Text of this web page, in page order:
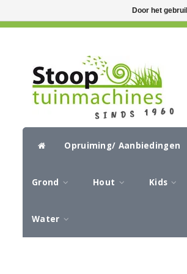
GRATIS VERZENDING VANAF €50,-
Opruiming/ Aanbiedingen
Grond Hout Kids
Water
Door het